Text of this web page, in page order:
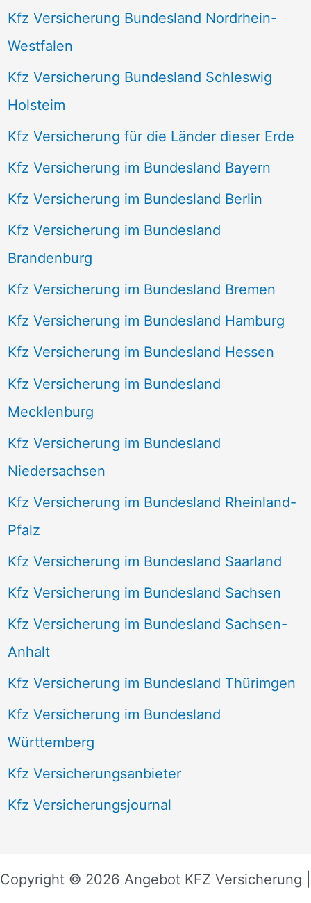
Kfz Versicherung Bundesland Nordrhein-
Westfalen
Kfz Versicherung Bundesland Schleswig
Holsteim
Kfz Versicherung für die Länder dieser Erde
Kfz Versicherung im Bundesland Bayern
Kfz Versicherung im Bundesland Berlin
Kfz Versicherung im Bundesland
Brandenburg
Kfz Versicherung im Bundesland Bremen
Kfz Versicherung im Bundesland Hamburg
Kfz Versicherung im Bundesland Hessen
Kfz Versicherung im Bundesland
Mecklenburg
Kfz Versicherung im Bundesland
Niedersachsen
Kfz Versicherung im Bundesland Rheinland-
Pfalz
Kfz Versicherung im Bundesland Saarland
Kfz Versicherung im Bundesland Sachsen
Kfz Versicherung im Bundesland Sachsen-
Anhalt
Kfz Versicherung im Bundesland Thürimgen
Kfz Versicherung im Bundesland
Württemberg
Kfz Versicherungsanbieter
Kfz Versicherungsjournal
Copyright © 2026 Angebot KFZ Versicherung |